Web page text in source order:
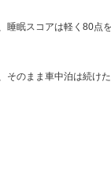
睡眠スコアは軽く80点
のまま車中泊は続けた